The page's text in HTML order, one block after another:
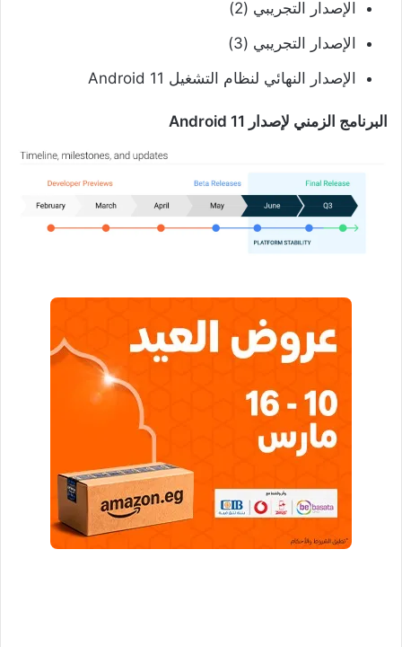
الإصدار التجريبي (2)
الإصدار التجريبي (3)
الإصدار النهائي لنظام التشغيل Android 11
البرنامج الزمني لإصدار Android 11